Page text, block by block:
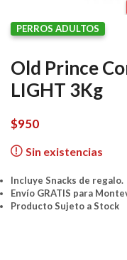
PERROS ADULTOS
Old Prince
LIGHT 3Kg
$950
Sin existencias
Incluye Snacks de regalo.
Envío GRATIS para
Producto Sujeto a Stock